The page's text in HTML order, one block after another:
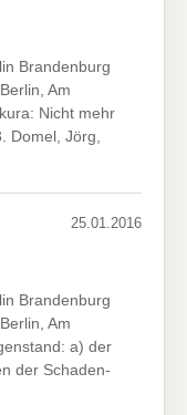
Brandenburg
Am
Nicht mehr
Domel, Jörg,
25.01.2016
Brandenburg
Am
a) der
der Schaden-